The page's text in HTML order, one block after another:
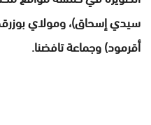
سيدي إسحاق)، ومولاي
أقرمود) وجماعة تافضنا.